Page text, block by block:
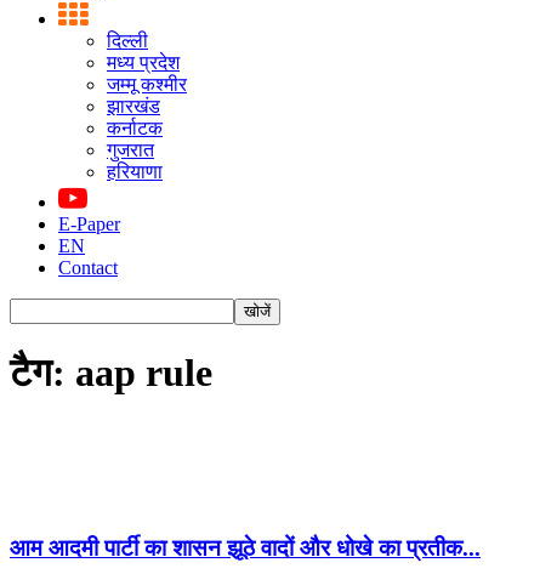
दिल्ली
मध्य प्रदेश
जम्मू कश्मीर
झारखंड
कर्नाटक
गुजरात
हरियाणा
E-Paper
EN
Contact
टैग: aap rule
आम आदमी पार्टी का शासन झूठे वादों और धोखे का प्रतीक...